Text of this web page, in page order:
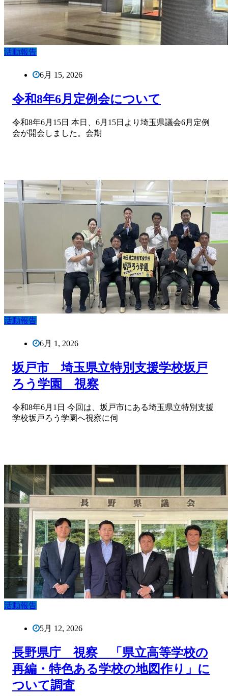
活動報告
6月 15, 2026
令和8年6月定例会について
令和8年6月15日 本日、6月15日より埼玉県議会6月定例
会が開会しました。会期
活動報告
6月 1, 2026
坂戸市 埼玉県立特別支援学校坂戸
ろう学園 視察
令和8年6月1日 今回は、坂戸市にある埼玉県立特別支援
学校坂戸ろう学園へ視察に伺
活動報告
5月 12, 2026
長野県庁 視察 「県立高等学校の
再編・特色ある学校の地図作り」に
ついて調査